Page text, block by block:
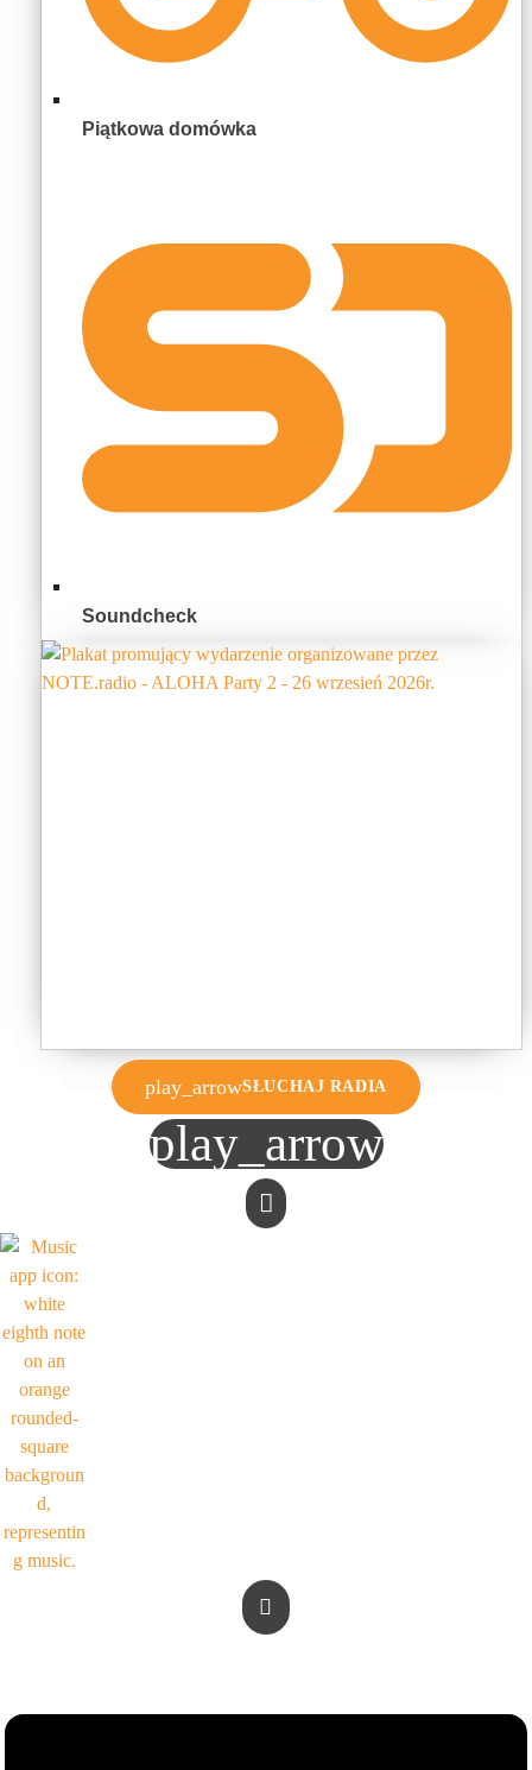
Piątkowa domówka
Soundcheck
play_arrowSŁUCHAJ RADIA
play_arrow